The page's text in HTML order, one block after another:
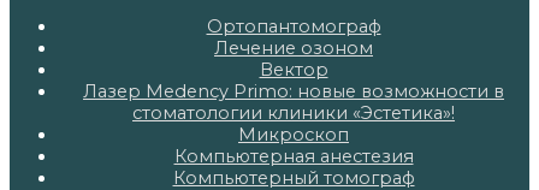
Ортопантомограф
Лечение озоном
Вектор
Лазер Medency Primo: новые возможности в
стоматологии клиники «Эстетика»!
Микроскоп
Компьютерная анестезия
Компьютерный томограф